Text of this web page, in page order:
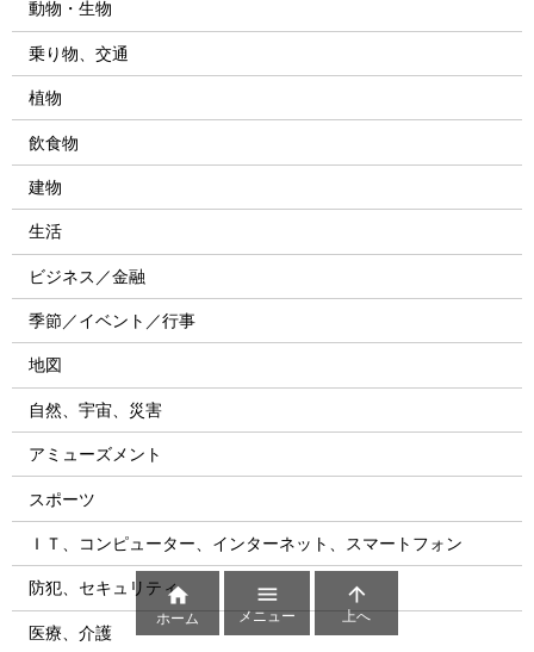
動物・生物
乗り物、交通
植物
飲食物
建物
生活
ビジネス／金融
季節／イベント／行事
地図
自然、宇宙、災害
アミューズメント
スポーツ
ＩＴ、コンピューター、インターネット、スマートフォン
防犯、セキュリティ
医療、介護

ホーム

メニュー

上へ